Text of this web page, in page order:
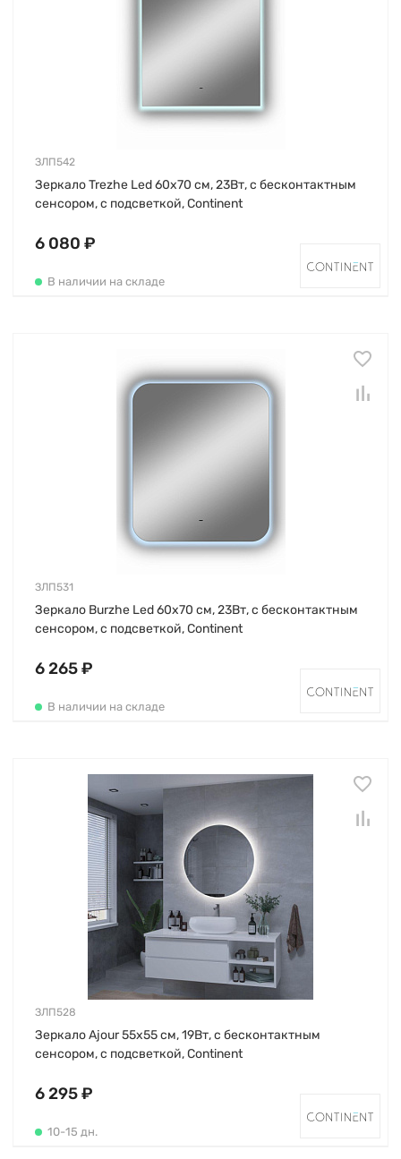
ЗЛП542
Зеркало Trezhe Led 60х70 см, 23Вт, с бесконтактным
сенсором, с подсветкой, Continent
6 080 ₽
В наличии на складе
ЗЛП531
Зеркало Burzhe Led 60х70 см, 23Вт, с бесконтактным
сенсором, с подсветкой, Continent
6 265 ₽
В наличии на складе
ЗЛП528
Зеркало Ajour 55х55 см, 19Вт, с бесконтактным
сенсором, с подсветкой, Continent
6 295 ₽
10-15 дн.